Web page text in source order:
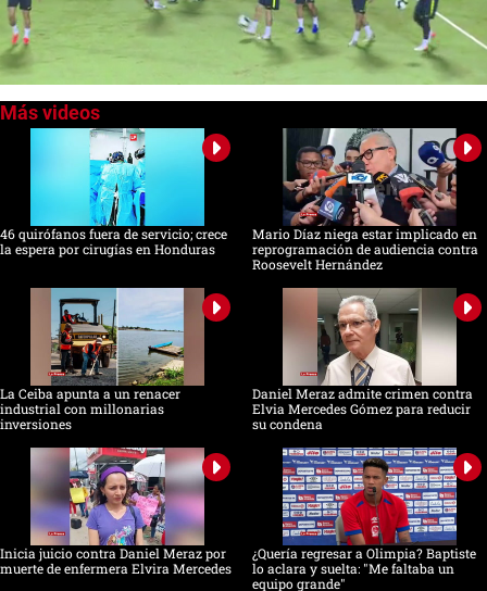
of
46 quirófanos fuera de servicio; crece
la espera por cirugías en Honduras
Mario Díaz niega estar implicado en
reprogramación de audiencia contra
Roosevelt Hernández
La Ceiba apunta a un renacer
industrial con millonarias
inversiones
Daniel Meraz admite crimen contra
Elvia Mercedes Gómez para reducir
su condena
Inicia juicio contra Daniel Meraz por
muerte de enfermera Elvira Mercedes
¿Quería regresar a Olimpia? Baptiste
lo aclara y suelta: "Me faltaba un
equipo grande"